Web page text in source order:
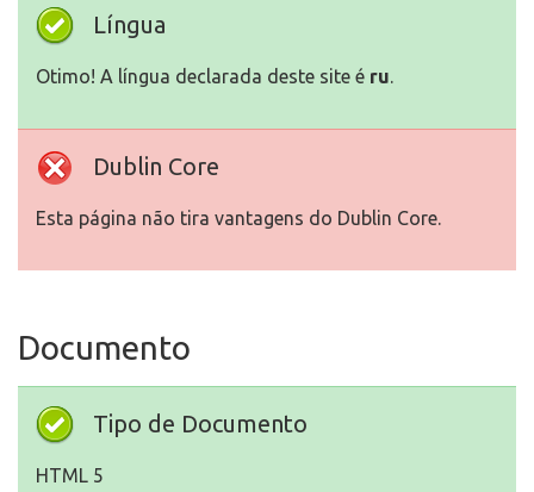
Língua
Otimo! A língua declarada deste site é ru.
Dublin Core
Esta página não tira vantagens do Dublin Core.
Documento
Tipo de Documento
HTML 5